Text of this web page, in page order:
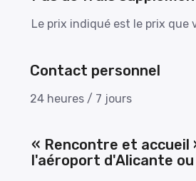
Le prix indiqué est le prix que
Contact personnel
24 heures / 7 jours
« Rencontre et accueil
l'aéroport d'Alicante ou